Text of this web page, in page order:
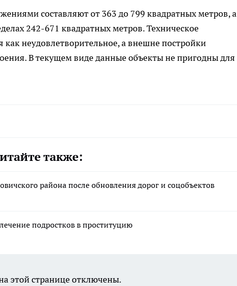
составляют от 363 до 799 квадратных метров, а
242-671 квадратных метров. Техническое
неудовлетворительное, а внешне постройки
В текущем виде данные объекты не пригодны для
также:
района после обновления дорог и соцобъектов
подростков в проституцию
этой странице отключены.